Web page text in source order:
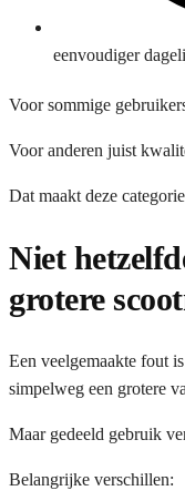
eenvoudiger
Voor sommige
Voor anderen juist
Dat maakt deze
Niet
grotere
Een veelgemaakte fout
simpelweg een grotere
Maar gedeeld gebruik
Belangrijke verschillen: